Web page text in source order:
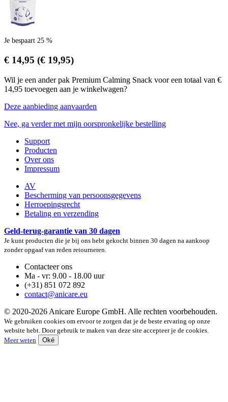
Je bespaart 25 %
€ 14,95 (€ 19,95)
Wil je een ander pak Premium Calming Snack voor een totaal van €
14,95 toevoegen aan je winkelwagen?
Deze aanbieding aanvaarden
Nee, ga verder met mijn oorspronkelijke bestelling
Support
Producten
Over ons
Impressum
AV
Bescherming van persoonsgegevens
Herroepingsrecht
Betaling en verzending
Geld-terug-garantie van 30 dagen
Je kunt producten die je bij ons hebt gekocht binnen 30 dagen na aankoop
zonder opgaaf van reden retourneren.
Contacteer ons
Ma - vr: 9.00 - 18.00 uur
(+31) 851 072 892
contact@anicare.eu
© 2020-2026 Anicare Europe GmbH. Alle rechten voorbehouden.
We gebruiken cookies om ervoor te zorgen dat je de beste ervaring op onze
website hebt. Door gebruik te maken van deze site accepteer je de cookies.
Meer weten
Oké